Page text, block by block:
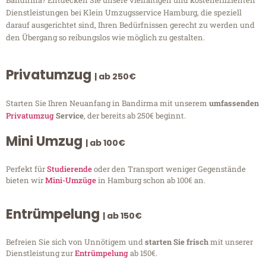
Dienstleistungen bei Klein Umzugsservice Hamburg, die speziell
darauf ausgerichtet sind, Ihren Bedürfnissen gerecht zu werden und
den Übergang so reibungslos wie möglich zu gestalten.
Privatumzug | ab 250€
Starten Sie Ihren Neuanfang in Bandirma mit unserem umfassenden
PrivatumzugService, der bereits ab 250€ beginnt.
Mini Umzug | ab 100€
Perfekt fürStudierendeoder den Transport weniger Gegenstände
bieten wirMini-Umzügein Hamburg schon ab 100€ an.
Entrümpelung | ab 150€
Befreien Sie sich von Unnötigem undstarten Sie frischmit unserer
Dienstleistung zurEntrümpelungab 150€.